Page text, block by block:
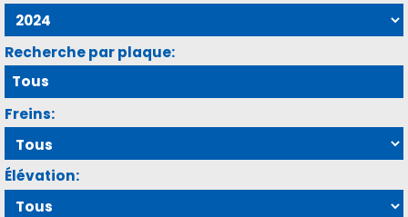
Recherche par plaque:
Freins:
Élévation: